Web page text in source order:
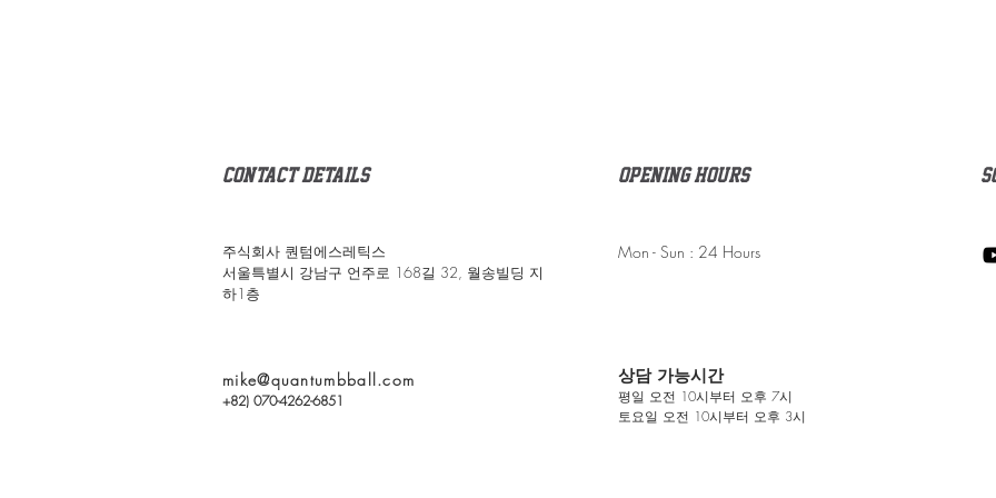
Contact details
주식회사 퀀텀에스레틱스
서울특별시 강남구 언주로 168길 32, 월송빌딩 지
하1층
mike@quantumbball.com
+82) 070-4262-6851
Opening Hours
Mon - Sun : 24 Hours
상담 가능시간
평일 오전 10시부터 오후 7시
​토요일 오전 10시부터 오후 3시